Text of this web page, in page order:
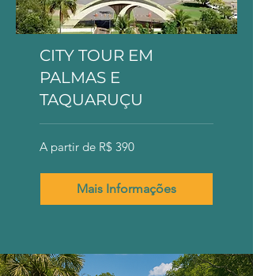
CITY TOUR EM
PALMAS E
TAQUARUÇU
A
partir
Reais
A partir de R$ 390
Mais Informações